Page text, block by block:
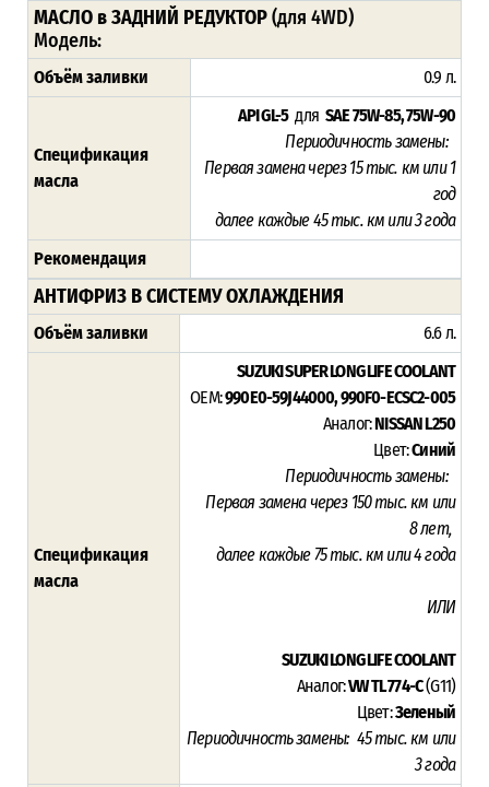
МАСЛО в ЗАДНИЙ РЕДУКТОР(для 4WD)
Модель:
Объём заливки 0.9 л.
Спецификация
масла
API GL-5дляSAE 75W-85, 75W-90
Периодичность замены:
Первая замена через 15тыс. км или 1
год
далее каждые 45 тыс. км или 3 года
Рекомендация
АНТИФРИЗ В СИСТЕМУ ОХЛАЖДЕНИЯ
Объём заливки 6.6 л.
Спецификация
масла
SUZUKI SUPER LONG LIFE COOLANT
OEM:990E0-59J44000, 990F0-ECSC2-005
Аналог:NISSAN L250
Цвет:Синий
Периодичность замены:
Первая замена через 150 тыс. км или
8лет,
далее каждые 75 тыс. км или 4 года
ИЛИ
SUZUKI LONG LIFE COOLANT
Аналог:VW TL 774-C(G11)
Цвет:Зеленый
Периодичность замены: 45тыс. км или
3года